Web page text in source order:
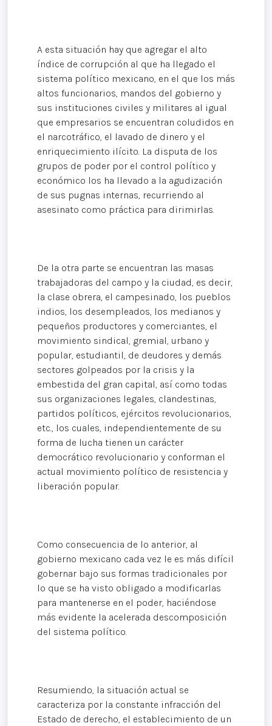
A esta situación hay que agregar el alto
índice de corrupción al que ha llegado el
sistema político mexicano, en el que los más
altos funcionarios, mandos del gobierno y
sus instituciones civiles y militares al igual
que empresarios se encuentran coludidos en
el narcotráfico, el lavado de dinero y el
enriquecimiento ilícito. La disputa de los
grupos de poder por el control político y
económico los ha llevado a la agudización
de sus pugnas internas, recurriendo al
asesinato como práctica para dirimirlas.
De la otra parte se encuentran las masas
trabajadoras del campo y la ciudad, es decir,
la clase obrera, el campesinado, los pueblos
indios, los desempleados, los medianos y
pequeños productores y comerciantes, el
movimiento sindical, gremial, urbano y
popular, estudiantil, de deudores y demás
sectores golpeados por la crisis y la
embestida del gran capital, así como todas
sus organizaciones legales, clandestinas,
partidos políticos, ejércitos revolucionarios,
etc., los cuales, independientemente de su
forma de lucha tienen un carácter
democrático revolucionario y conforman el
actual movimiento político de resistencia y
liberación popular.
Como consecuencia de lo anterior, al
gobierno mexicano cada vez le es más difícil
gobernar bajo sus formas tradicionales por
lo que se ha visto obligado a modificarlas
para mantenerse en el poder, haciéndose
más evidente la acelerada descomposición
del sistema político.
Resumiendo, la situación actual se
caracteriza por la constante infracción del
Estado de derecho, el establecimiento de un